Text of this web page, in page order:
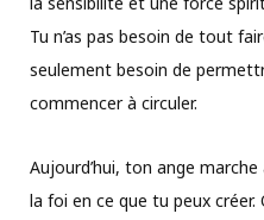
Tu n’as pas besoin de tout
seulement besoin de
commencer à circuler.
Aujourd’hui, ton ange
la foi en ce que tu peux